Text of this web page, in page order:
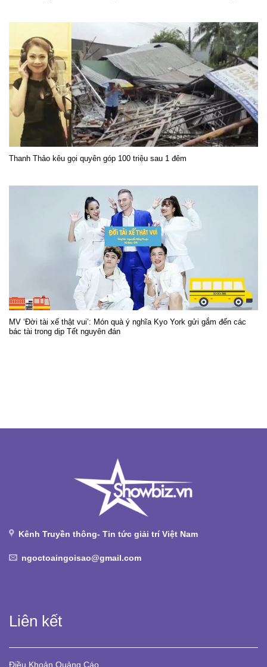
Thanh Thảo kêu gọi quyên góp 100 triệu sau 1 đêm
MV ‘Đời tài xế thật vui’: Món quà ý nghĩa Kyo York gửi gắm đến các
bác tài trong dịp Tết nguyên đán
Kênh Truyền thông- Tin tức giải trí Việt Nam
ngoctoaingoisao@gmail.com
Liên kết
Điều Khoản Quảng Cáo